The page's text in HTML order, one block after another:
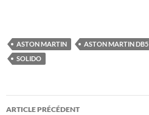
ASTON MARTIN ASTON MARTIN DB5
SOLIDO
Navigation
ARTICLE PRÉCÉDENT